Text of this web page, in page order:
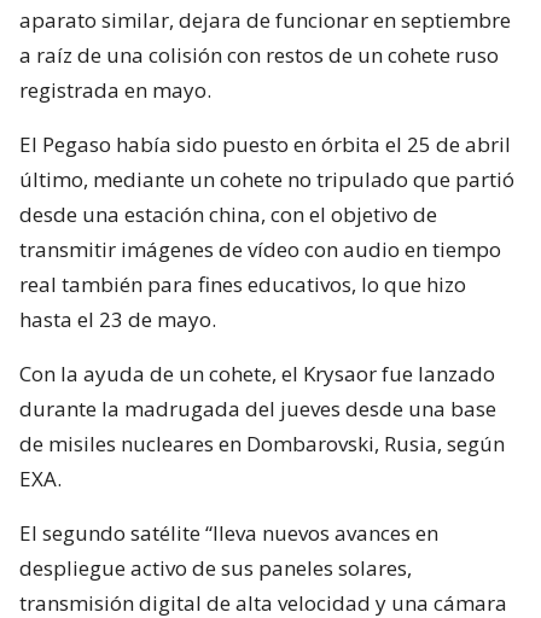
aparato similar, dejara de funcionar en septiembre
a raíz de una colisión con restos de un cohete ruso
registrada en mayo.
El Pegaso había sido puesto en órbita el 25 de abril
último, mediante un cohete no tripulado que partió
desde una estación china, con el objetivo de
transmitir imágenes de vídeo con audio en tiempo
real también para fines educativos, lo que hizo
hasta el 23 de mayo.
Con la ayuda de un cohete, el Krysaor fue lanzado
durante la madrugada del jueves desde una base
de misiles nucleares en Dombarovski, Rusia, según
EXA.
El segundo satélite “lleva nuevos avances en
despliegue activo de sus paneles solares,
transmisión digital de alta velocidad y una cámara